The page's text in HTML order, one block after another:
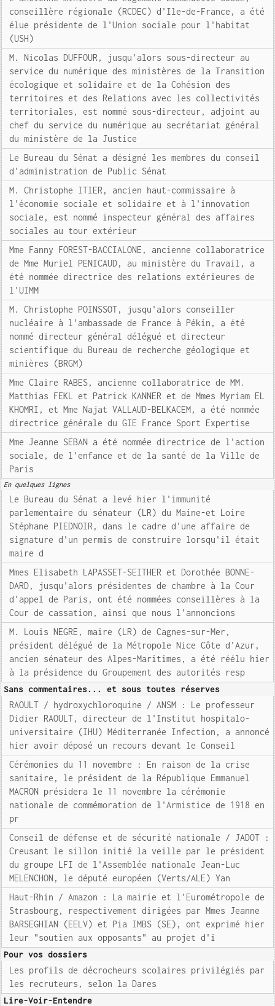
conseillère régionale (RCDEC) d'Ile-de-France, a été
élue présidente de l'Union sociale pour l'habitat
(USH)
M. Nicolas DUFFOUR, jusqu'alors sous-directeur au
service du numérique des ministères de la Transition
écologique et solidaire et de la Cohésion des
territoires et des Relations avec les collectivités
territoriales, est nommé sous-directeur, adjoint au
chef du service du numérique au secrétariat général
du ministère de la Justice
Le Bureau du Sénat a désigné les membres du conseil
d'administration de Public Sénat
M. Christophe ITIER, ancien haut-commissaire à
l'économie sociale et solidaire et à l'innovation
sociale, est nommé inspecteur général des affaires
sociales au tour extérieur
Mme Fanny FOREST-BACCIALONE, ancienne collaboratrice
de Mme Muriel PENICAUD, au ministère du Travail, a
été nommée directrice des relations extérieures de
l'UIMM
M. Christophe POINSSOT, jusqu'alors conseiller
nucléaire à l'ambassade de France à Pékin, a été
nommé directeur général délégué et directeur
scientifique du Bureau de recherche géologique et
minières (BRGM)
Mme Claire RABES, ancienne collaboratrice de MM.
Matthias FEKL et Patrick KANNER et de Mmes Myriam EL
KHOMRI, et Mme Najat VALLAUD-BELKACEM, a été nommée
directrice générale du GIE France Sport Expertise
Mme Jeanne SEBAN a été nommée directrice de l'action
sociale, de l'enfance et de la santé de la Ville de
Paris
En quelques lignes
Le Bureau du Sénat a levé hier l'immunité
parlementaire du sénateur (LR) du Maine-et Loire
Stéphane PIEDNOIR, dans le cadre d'une affaire de
signature d'un permis de construire lorsqu'il était
maire d
Mmes Elisabeth LAPASSET-SEITHER et Dorothée BONNE-
DARD, jusqu'alors présidentes de chambre à la Cour
d'appel de Paris, ont été nommées conseillères à la
Cour de cassation, ainsi que nous l'annoncions
M. Louis NEGRE, maire (LR) de Cagnes-sur-Mer,
président délégué de la Métropole Nice Côte d'Azur,
ancien sénateur des Alpes-Maritimes, a été réélu hier
à la présidence du Groupement des autorités resp
Sans commentaires... et sous toutes réserves
RAOULT / hydroxychloroquine / ANSM : Le professeur
Didier RAOULT, directeur de l'Institut hospitalo-
universitaire (IHU) Méditerranée Infection, a annoncé
hier avoir déposé un recours devant le Conseil
Cérémonies du 11 novembre : En raison de la crise
sanitaire, le président de la République Emmanuel
MACRON présidera le 11 novembre la cérémonie
nationale de commémoration de l'Armistice de 1918 en
pr
Conseil de défense et de sécurité nationale / JADOT :
Creusant le sillon initié la veille par le président
du groupe LFI de l'Assemblée nationale Jean-Luc
MELENCHON, le député européen (Verts/ALE) Yan
Haut-Rhin / Amazon : La mairie et l'Eurométropole de
Strasbourg, respectivement dirigées par Mmes Jeanne
BARSEGHIAN (EELV) et Pia IMBS (SE), ont exprimé hier
leur "soutien aux opposants" au projet d'i
Pour vos dossiers
Les profils de décrocheurs scolaires privilégiés par
les recruteurs, selon la Dares
Lire-Voir-Entendre